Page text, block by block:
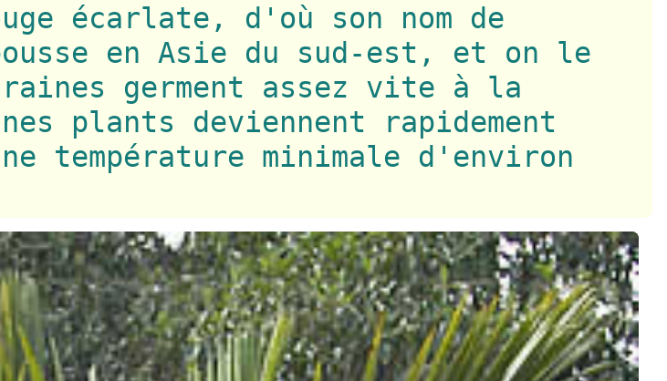
écarlate, d'où son nom de
en Asie du sud-est, et on le
germent assez vite à la
plants deviennent rapidement
température minimale d'environ